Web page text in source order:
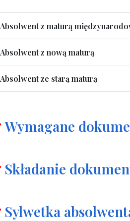
Absolwent z maturą
Absolwent z nową maturą
Absolwent ze starą maturą
Wymagane
Składanie
Sylwetka